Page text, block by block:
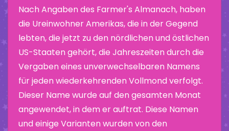
Nach Angaben des Farmer's Almanach, haben
die Ureinwohner Amerikas, die in der Gegend
lebten, die jetzt zu den nördlichen und östlichen
US-Staaten gehört, die Jahreszeiten durch die
Vergaben eines unverwechselbaren Namens
für jeden wiederkehrenden Vollmond verfolgt.
Dieser Name wurde auf den gesamten Monat
angewendet, in dem er auftrat. Diese Namen
und einige Varianten wurden von den